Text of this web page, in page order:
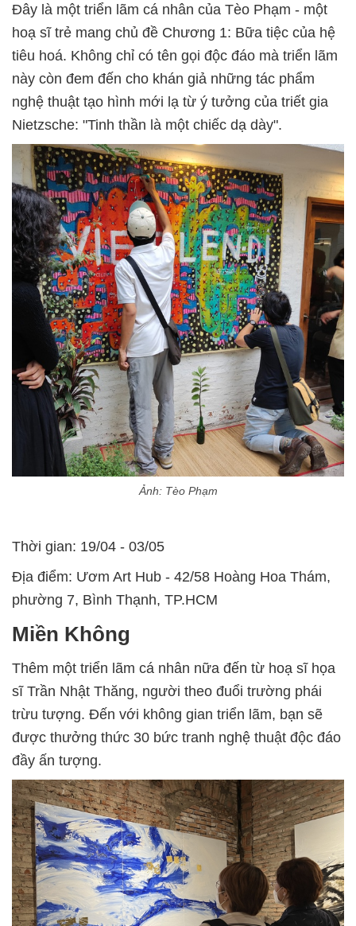
Đây là một triển lãm cá nhân của Tèo Phạm - một
hoạ sĩ trẻ mang chủ đề Chương 1: Bữa tiệc của hệ
tiêu hoá. Không chỉ có tên gọi độc đáo mà triển lãm
này còn đem đến cho khán giả những tác phẩm
nghệ thuật tạo hình mới lạ từ ý tưởng của triết gia
Nietzsche: "Tinh thần là một chiếc dạ dày".
Ảnh: Tèo Phạm
Thời gian: 19/04 - 03/05
Địa điểm: Ươm Art Hub - 42/58 Hoàng Hoa Thám,
phường 7, Bình Thạnh, TP.HCM
Miền Không
Thêm một triển lãm cá nhân nữa đến từ hoạ sĩ họa
sĩ Trần Nhật Thăng, người theo đuổi trường phái
trừu tượng. Đến với không gian triển lãm, bạn sẽ
được thưởng thức 30 bức tranh nghệ thuật độc đáo
đầy ấn tượng.